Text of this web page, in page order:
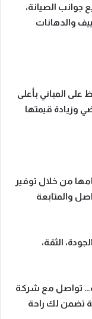
جوانب الصيانة،
والدهانات
على المباني بأعلى
وزيادة قيمتها
من خلال توفير
والمتابعة
الثقة،
تواصل مع شركة
تضمن لك راحة